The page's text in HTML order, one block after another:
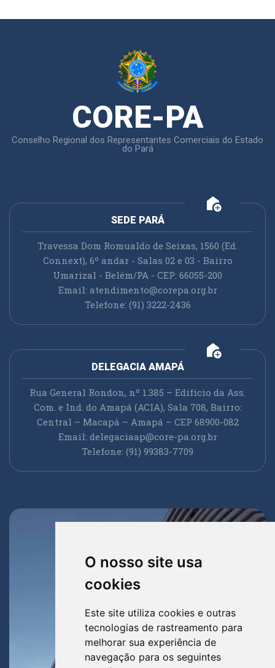
O nosso site usa
cookies
Este site utiliza cookies e outras
tecnologias de rastreamento para
melhorar sua experiência de
navegação para os seguintes
CORE-PA
Conselho Regional dos Representantes Comerciais do Estado
do Pará
add_home
SEDE PARÁ
Travessa Dom Romualdo de Seixas, 1560 (Ed.
Connext), 6º andar - Salas 02 e 03 - Bairro
Umarizal - Belém/PA - CEP: 66055-200
Email: atendimento@corepa.org.br
Telefone: (91) 3222-2436
add_home
DELEGACIA AMAPÁ
Rua General Rondon, nº 1.385 – Edifício da Ass.
Com. e Ind. do Amapá (ACIA), Sala 708, Bairro:
Central – Macapá – Amapá – CEP 68900-082
Email: delegaciaap@core-pa.org.br
Telefone: (91) 99383-7709